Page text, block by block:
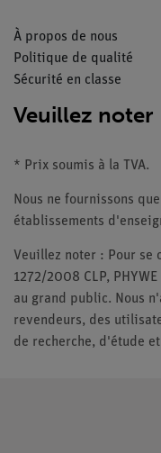
À propos de nous
Politique de qualité
Sécurité en classe
Veuillez noter
* Prix soumis à la TVA.
Nous ne fournissons
établissements
Veuillez noter : Pour se
1272/2008 CLP,
au grand public. Nous
revendeurs, des
de recherche, d'étude